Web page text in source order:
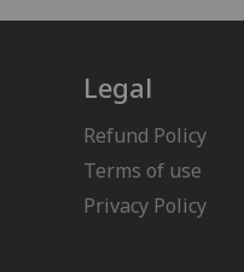
Legal
Refund Policy
Terms of use
Privacy Policy